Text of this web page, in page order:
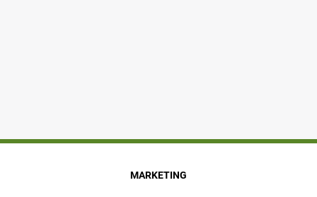
MARKETING